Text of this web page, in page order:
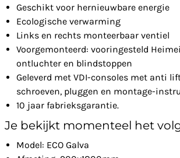
Geschikt voor hernieuwbare energie
Ecologische verwarming
Links en rechts monteerbaar ventiel
Voorgemonteerd: vooringesteld
ontluchter en blindstoppen
Geleverd met VDI-consoles met anti
schroeven, pluggen en montage-
10 jaar fabrieksgarantie.
Je bekijkt momenteel het
Model: ECO Galva